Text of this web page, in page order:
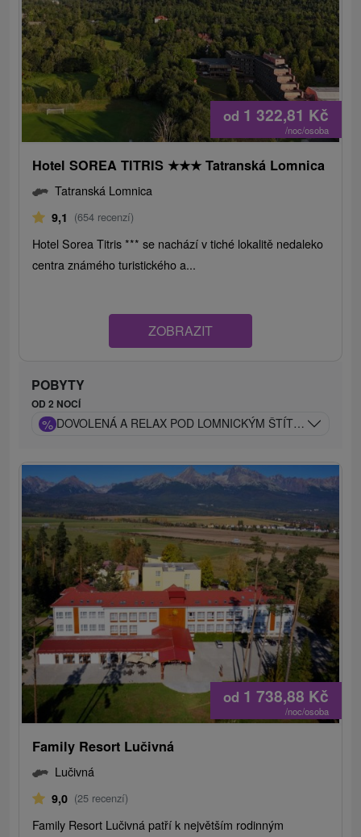
od 1 322,81 Kč
/noc/osoba
Hotel SOREA TITRIS ★★★ Tatranská Lomnica
Tatranská Lomnica
9,1 (654 recenzí)
Hotel Sorea Titris *** se nachází v tiché lokalitě nedaleko
centra známého turistického a...
ZOBRAZIT
POBYTY
OD 2 NOCÍ
% DOVOLENÁ A RELAX POD LOMNICKÝM ŠTÍTEM: VODNÍ
od 1 738,88 Kč
/noc/osoba
Family Resort Lučivná
Lučivná
9,0 (25 recenzí)
Family Resort Lučivná patří k největším rodinným